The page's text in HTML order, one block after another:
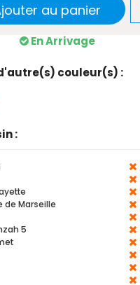
au panier
En Arrivage
couleur(s) :
:
de Marseille
5